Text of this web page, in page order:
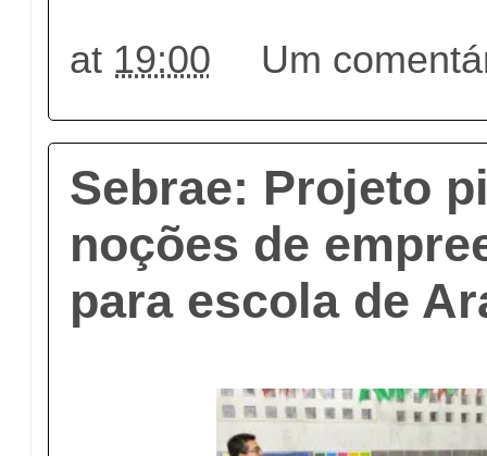
at 19:00 Um
Sebrae: Projeto
noções de
para escola de